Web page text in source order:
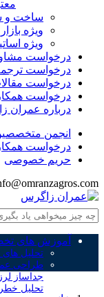
ساخت و
ویژه
ویژه
درخواست
درخواست
درخواست
درخواست
درباره عمران
انجمن
درخواست
حریم خصوصی
آموزش های
تحلیل
طراحی
جداساز
تحلیل